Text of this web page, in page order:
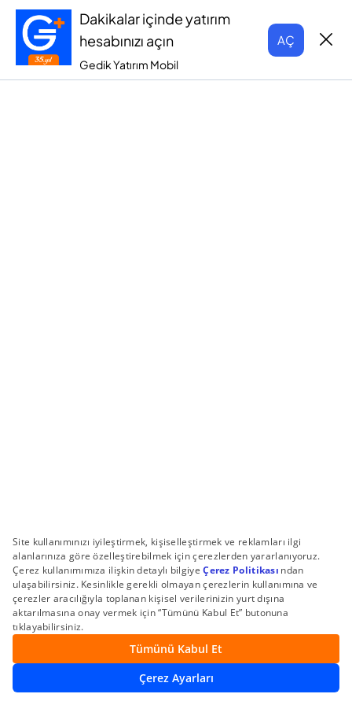
Dakikalar içinde yatırım
hesabınızı açın
Gedik Yatırım Mobil
AÇ